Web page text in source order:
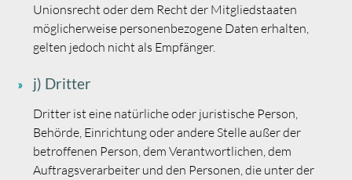
Unionsrecht oder dem Recht der Mitgliedstaaten
möglicherweise personenbezogene Daten erhalten,
gelten jedoch nicht als Empfänger.
j) Dritter
Dritter ist eine natürliche oder juristische Person,
Behörde, Einrichtung oder andere Stelle außer der
betroffenen Person, dem Verantwortlichen, dem
Auftragsverarbeiter und den Personen, die unter der